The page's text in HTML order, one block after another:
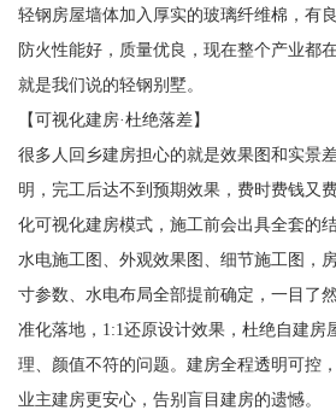
轻钢房屋墙体加入厚实的玻璃纤维棉，有
防火性能好，质量优良，现在整个产业都
就是我们说的轻钢别墅。
【可视化建房·杜绝落差】
很多人回乡建房担心的就是效果图和实景
明，完工后达不到预期效果，费时费钱又
化可视化建房模式，施工前会出具全套的
水电施工图、外观效果图、细节施工图，
寸参数、水电布局全部提前确定，一目了
准化落地，1:1还原设计效果，杜绝自建房
理、颜值不符的问题。建房全程透明可控
业主建房更安心，告别盲目建房的遗憾。